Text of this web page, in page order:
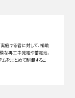
施する者に対して、補助
な再エネ発電や蓄電池、
をまとめて制御するこ